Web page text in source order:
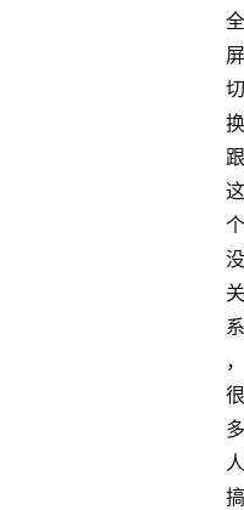
全
屏
切
换
跟
这
个
没
关
系
，
很
多
人
搞